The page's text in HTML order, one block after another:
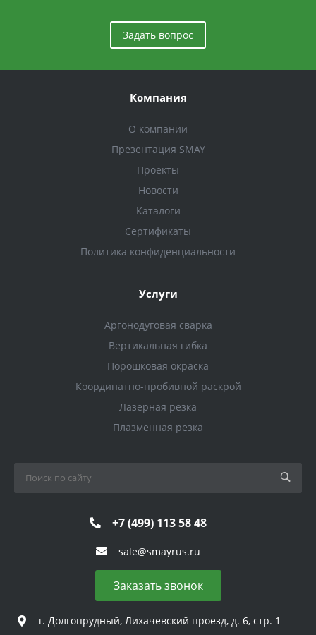
Задать вопрос
Компания
О компании
Презентация SMAY
Проекты
Новости
Каталоги
Сертификаты
Политика конфиденциальности
Услуги
Аргонодуговая сварка
Вертикальная гибка
Порошковая окраска
Координатно-пробивной раскрой
Лазерная резка
Плазменная резка
+7 (499) 113 58 48
sale@smayrus.ru
Заказать звонок
г. Долгопрудный, Лихачевский проезд, д. 6, стр. 1